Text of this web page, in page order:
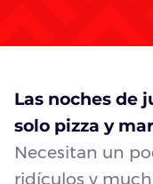
Las noches de
solo pizza y
Necesitan un
ridículos y